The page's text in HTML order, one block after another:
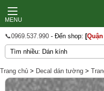
MENU
📞0969.537.990 - Đến shop: [Quận
Trang chủ > Decal dán tường >